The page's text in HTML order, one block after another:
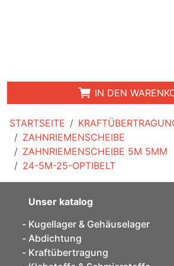
STARTSEITE
ZAHNRIEMENSCHEIBE
ZAHNRIEMENSCHEIBE 5M 5MM
24-5M-25-OPTIBELT
IN DEN
Unser katalog
Kugellager & Gehäuselager
Abdichtung
Kraftübertragung